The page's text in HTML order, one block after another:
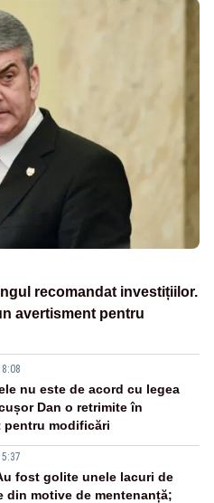
recomandat investițiilor.
avertisment pentru
nu este de acord cu legea
Dan o retrimite în
pentru modificări
fost golite unele lacuri de
din motive de mentenanță;